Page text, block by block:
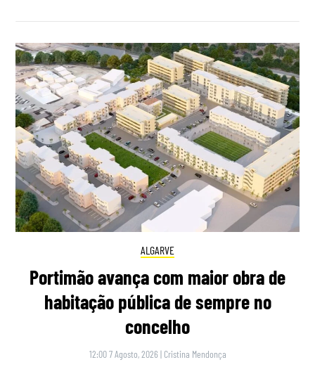
ALGARVE
Portimão avança com maior obra de
habitação pública de sempre no
concelho
12:00 7 Agosto, 2026 | Cristina Mendonça